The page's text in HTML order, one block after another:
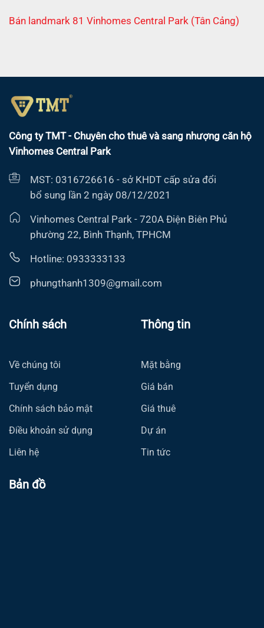
Bán landmark 81 Vinhomes Central Park (Tân Cảng)
Công ty TMT - Chuyên cho thuê và sang nhượng căn hộ
Vinhomes Central Park
MST: 0316726616 - sở KHDT cấp sửa đổi
bổ sung lần 2 ngày 08/12/2021
Vinhomes Central Park - 720A Điện Biên Phủ
phường 22, Bình Thạnh, TPHCM
Hotline: 0933333133
phungthanh1309@gmail.com
Chính sách
Về chúng tôi
Tuyển dụng
Chính sách bảo mật
Điều khoản sử dụng
Liên hệ
Thông tin
Mặt bằng
Giá bán
Giá thuê
Dự án
Tin tức
Bản đồ